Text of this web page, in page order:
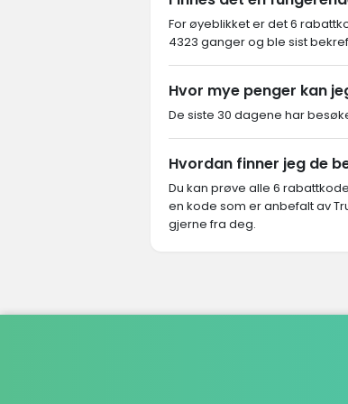
For øyeblikket er det 6
4323 ganger og ble sist
Hvor mye penger kan
De siste 30 dagene har
Hvordan finner jeg de
Du kan prøve alle 6
en kode som er anbefalt av
gjerne fra deg.